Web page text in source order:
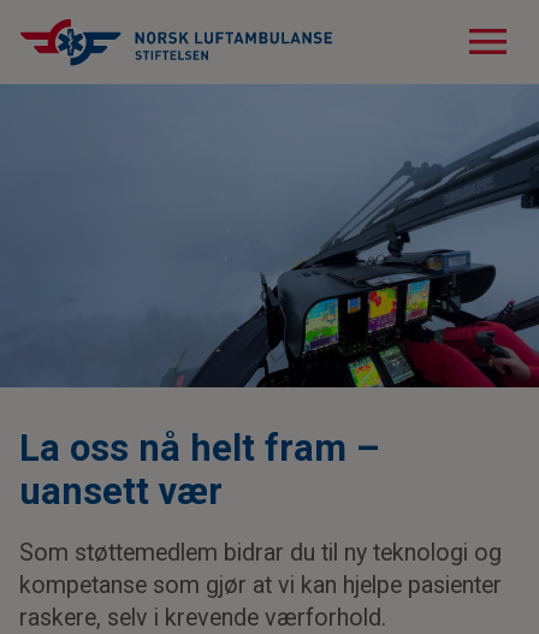
menu
La oss nå helt fram –
uansett vær
Som støttemedlem bidrar du til ny teknologi og
kompetanse som gjør at vi kan hjelpe pasienter
raskere, selv i krevende værforhold.